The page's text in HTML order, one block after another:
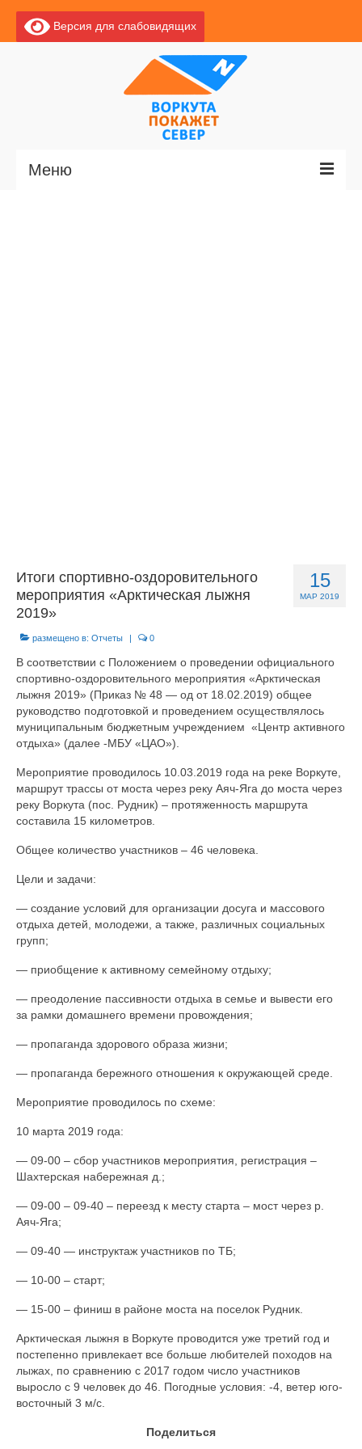
Версия для слабовидящих
Меню
15
МАР 2019
Итоги спортивно-оздоровительного
мероприятия «Арктическая лыжня
2019»
размещено в: Отчеты | 0
В соответствии с Положением о проведении официального
спортивно-оздоровительного мероприятия «Арктическая
лыжня 2019» (Приказ № 48 — од от 18.02.2019) общее
руководство подготовкой и проведением осуществлялось
муниципальным бюджетным учреждением «Центр активного
отдыха» (далее -МБУ «ЦАО»).
Мероприятие проводилось 10.03.2019 года на реке Воркуте,
маршрут трассы от моста через реку Аяч-Яга до моста через
реку Воркута (пос. Рудник) – протяженность маршрута
составила 15 километров.
Общее количество участников – 46 человека.
Цели и задачи:
— создание условий для организации досуга и массового
отдыха детей, молодежи, а также, различных социальных
групп;
— приобщение к активному семейному отдыху;
— преодоление пассивности отдыха в семье и вывести его
за рамки домашнего времени провождения;
— пропаганда здорового образа жизни;
— пропаганда бережного отношения к окружающей среде.
Мероприятие проводилось по схеме:
10 марта 2019 года:
— 09-00 – сбор участников мероприятия, регистрация –
Шахтерская набережная д.;
— 09-00 – 09-40 – переезд к месту старта – мост через р.
Аяч-Яга;
— 09-40 — инструктаж участников по ТБ;
— 10-00 – старт;
— 15-00 – финиш в районе моста на поселок Рудник.
Арктическая лыжня в Воркуте проводится уже третий год и
постепенно привлекает все больше любителей походов на
лыжах, по сравнению с 2017 годом число участников
выросло с 9 человек до 46. Погодные условия: -4, ветер юго-
восточный 3 м/с.
Поделиться